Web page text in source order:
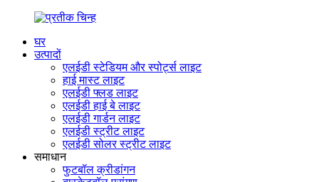
घर
उत्पादों
एलईडी स्टेडियम और स्पोर्ट्स लाइट
हाई मास्ट लाइट
एलईडी फ्लड लाइट
एलईडी हाई बे लाइट
एलईडी गार्डन लाइट
एलईडी स्ट्रीट लाइट
एलईडी सोलर स्ट्रीट लाइट
समाधान
फुटबॉल क्रीडांगन